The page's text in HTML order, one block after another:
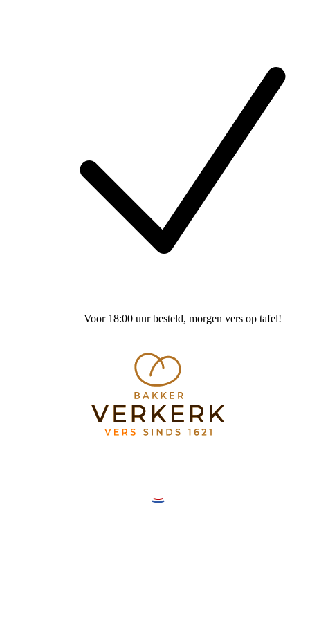
Voor 18:00 uur besteld, morgen vers op tafel!